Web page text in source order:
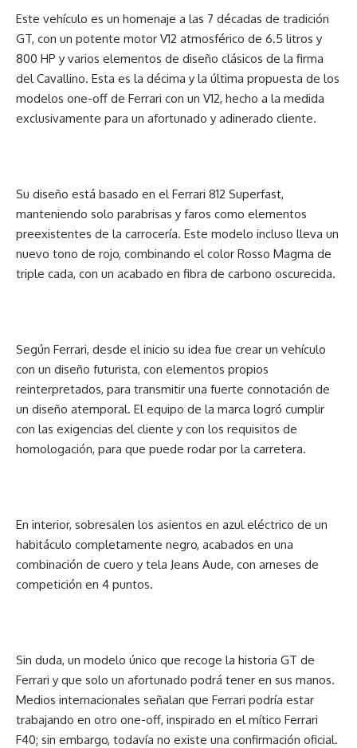
Este vehículo es un homenaje a las 7 décadas de tradición
GT, con un potente motor V12 atmosférico de 6.5 litros y
800 HP y varios elementos de diseño clásicos de la firma
del Cavallino. Esta es la décima y la última propuesta de los
modelos one-off de Ferrari con un V12, hecho a la medida
exclusivamente para un afortunado y adinerado cliente.
Su diseño está basado en el Ferrari 812 Superfast,
manteniendo solo parabrisas y faros como elementos
preexistentes de la carrocería. Este modelo incluso lleva un
nuevo tono de rojo, combinando el color Rosso Magma de
triple cada, con un acabado en fibra de carbono oscurecida.
Según Ferrari, desde el inicio su idea fue crear un vehículo
con un diseño futurista, con elementos propios
reinterpretados, para transmitir una fuerte connotación de
un diseño atemporal. El equipo de la marca logró cumplir
con las exigencias del cliente y con los requisitos de
homologación, para que puede rodar por la carretera.
En interior, sobresalen los asientos en azul eléctrico de un
habitáculo completamente negro, acabados en una
combinación de cuero y tela Jeans Aude, con arneses de
competición en 4 puntos.
Sin duda, un modelo único que recoge la historia GT de
Ferrari y que solo un afortunado podrá tener en sus manos.
Medios internacionales señalan que Ferrari podría estar
trabajando en otro one-off, inspirado en el mítico Ferrari
F40; sin embargo, todavía no existe una confirmación oficial.